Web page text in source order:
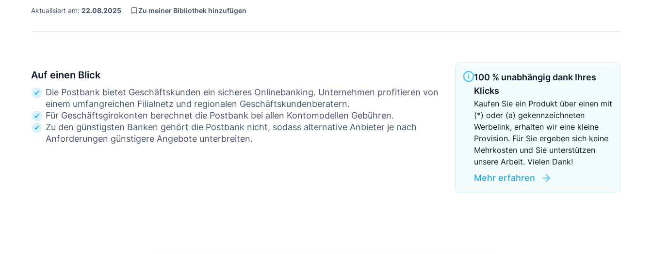
EZB-Leitzins
Aktualisiert am: 22.08.2025 Zu meiner Bibliothek hinzufügen
Auf einen Blick
Die Postbank bietet Geschäftskunden ein sicheres Onlinebanking. Unternehmen profitieren von
einem umfangreichen Filialnetz und regionalen Geschäftskundenberatern.
Für Geschäftsgirokonten berechnet die Postbank bei allen Kontomodellen Gebühren.
Zu den günstigsten Banken gehört die Postbank nicht, sodass alternative Anbieter je nach
Anforderungen günstigere Angebote unterbreiten.
100 % unabhängig dank Ihres
Klicks
Kaufen Sie ein Produkt über einen mit
(*) oder (a) gekennzeichneten
Werbelink, erhalten wir eine kleine
Provision. Für Sie ergeben sich keine
Mehrkosten und Sie unterstützen
unsere Arbeit. Vielen Dank!
Mehr erfahren